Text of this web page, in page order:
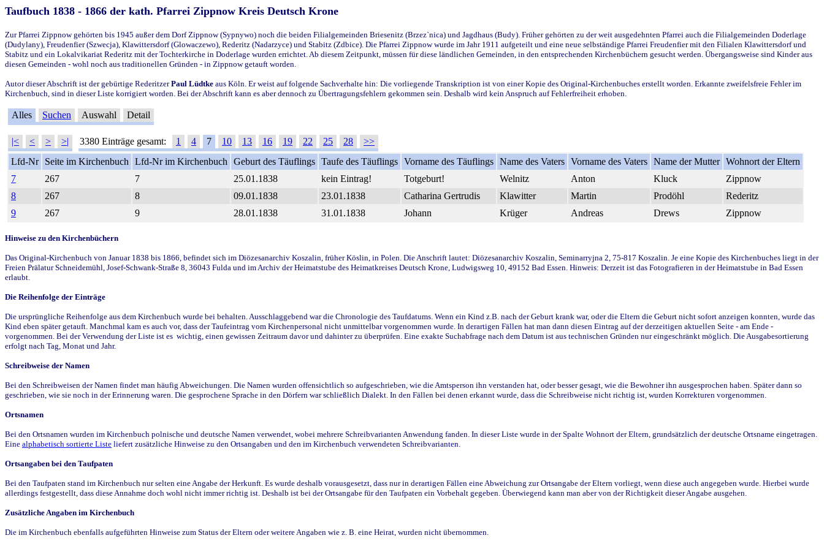
Taufbuch 1838 - 1866 der kath. Pfarrei Zippnow Kreis Deutsch Krone
Zur Pfarrei Zippnow gehörten bis 1945 außer dem Dorf Zippnow (Sypnywo) noch die beiden Filialgemeinden Briesenitz (Brzez`nica) und Jagdhaus (Budy). Früher gehörten zu der weit ausgedehnten Pfarrei auch die Filialgemeinden Doderlage
(Dudylany), Freudenfier (Szwecja), Klawittersdorf (Glowaczewo), Rederitz (Nadarzyce) und Stabitz (Zdbice). Die Pfarrei Zippnow wurde im Jahr 1911 aufgeteilt und eine neue selbständige Pfarrei Freudenfier mit den Filialen Klawittersdorf und
Stabitz und ein Lokalvikariat Rederitz mit der Tochterkirche in Doderlage wurden errichtet. Ab diesem Zeitpunkt, müssen für diese ländlichen Gemeinden, in den entsprechenden Kirchenbüchern gesucht werden. Übergangsweise sind Kinder aus
diesen Gemeinden - wohl noch aus traditionellen Gründen - in Zippnow getauft worden.
Autor dieser Abschrift ist der gebürtige RederitzerPaul Lüdtke aus Köln. Er weist auf folgende Sachverhalte hin: Die vorliegende Transkription ist von einer Kopie des Original-Kirchenbuches erstellt worden. Erkannte zweifelsfreie Fehler im
Kirchenbuch, sind in dieser Liste korrigiert worden. Bei der Abschrift kann es aber dennoch zu Übertragungsfehlern gekommen sein. Deshalb wird kein Anspruch auf Fehlerfreiheit erhoben.
Alles Suchen Auswahl Detail
|< < > >| 3380 Einträge gesamt: 1 4 7 10 13 16 19 22 25 28
>>
Lfd-Nr
Seite im Kirchenbuch Lfd-Nr im Kirchenbuch Geburt des Täuflings Taufe des Täuflings Vorname des Täuflings Name des Vaters Vorname des Vaters Name der Mutter Wohnort der Eltern
7
267 7 25.01.1838 kein Eintrag! Totgeburt! Welnitz Anton Kluck
Zippnow
8
267 8 09.01.1838 23.01.1838 Catharina Gertrudis Klawitter Martin Prodöhl
Rederitz
9
267 9 28.01.1838 31.01.1838 Johann Krüger Andreas Drews Zippnow
Hinweise zu den Kirchenbüchern
Das Original-Kirchenbuch von Januar 1838 bis 1866, befindet sich im Diözesanarchiv Koszalin, früher Köslin, in Polen. Die Anschrift lautet: Diözesanarchiv Koszalin, Seminarryjna 2, 75-817 Koszalin. Je eine Kopie des Kirchenbuches liegt in der
Freien Prälatur Schneidemühl, Josef-Schwank-Straße 8, 36043 Fulda und im Archiv der Heimatstube des Heimatkreises Deutsch Krone, Ludwigsweg 10, 49152 Bad Essen. Hinweis: Derzeit ist das Fotografieren in der Heimatstube in Bad Essen
erlaubt.
Die Reihenfolge der Einträge
Die ursprüngliche Reihenfolge aus dem Kirchenbuch wurde bei behalten. Ausschlaggebend war die Chronologie des Taufdatums. Wenn ein Kind z.B. nach der Geburt krank war, oder die Eltern die Geburt nicht sofort anzeigen konnten, wurde das
Kind eben später getauft. Manchmal kam es auch vor, dass der Taufeintrag vom Kirchenpersonal nicht unmittelbar vorgenommen wurde. In derartigen Fällen hat man dann diesen Eintrag auf der derzeitigen aktuellen Seite - am Ende -
vorgenommen. Bei der Verwendung der Liste ist es wichtig, einen gewissen Zeitraum davor und dahinter zu überprüfen. Eine exakte Suchabfrage nach dem Datum ist aus technischen Gründen nur eingeschränkt möglich. Die Ausgabesortierung
erfolgt nach Tag, Monat und Jahr.
Schreibweise der Namen
Bei den Schreibweisen der Namen findet man häufig Abweichungen. Die Namen wurden offensichtlich so aufgeschrieben, wie die Amtsperson ihn verstanden hat, oder besser gesagt, wie die Bewohner ihn ausgesprochen haben. Später dann so
geschrieben, wie sie noch in der Erinnerung waren. Die gesprochene Sprache in den Dörfern war schließlich Dialekt. In den Fällen bei denen erkannt wurde, dass die Schreibweise nicht richtig ist, wurden Korrekturen vorgenommen.
Ortsnamen
Bei den Ortsnamen wurden im Kirchenbuch polnische und deutsche Namen verwendet, wobei mehrere Schreibvarianten Anwendung fanden. In dieser Liste wurde in der Spalte Wohnort der Eltern, grundsätzlich der deutsche Ortsname eingetragen.
Eine alphabetisch sortierte Liste liefert zusätzliche Hinweise zu den Ortsangaben und den im Kirchenbuch verwendeten Schreibvarianten.
Ortsangaben bei den Taufpaten
Bei den Taufpaten stand im Kirchenbuch nur selten eine Angabe der Herkunft. Es wurde deshalb vorausgesetzt, dass nur in derartigen Fällen eine Abweichung zur Ortsangabe der Eltern vorliegt, wenn diese auch angegeben wurde. Hierbei wurde
allerdings festgestellt, dass diese Annahme doch wohl nicht immer richtig ist. Deshalb ist bei der Ortsangabe für den Taufpaten ein Vorbehalt gegeben. Überwiegend kann man aber von der Richtigkeit dieser Angabe ausgehen.
Zusätzliche Angaben im Kirchenbuch
Die im Kirchenbuch ebenfalls aufgeführten Hinweise zum Status der Eltern oder weitere Angaben wie z. B. eine Heirat, wurden nicht übernommen.